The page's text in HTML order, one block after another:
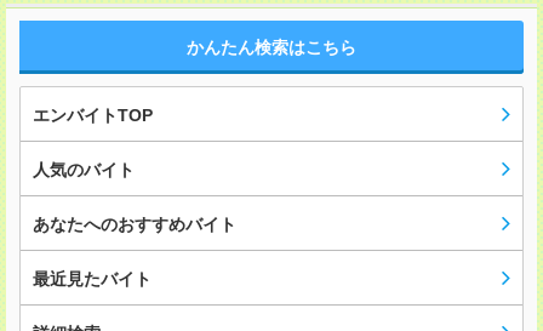
かんたん検索はこちら
エンバイトTOP
人気のバイト
あなたへのおすすめバイト
最近見たバイト